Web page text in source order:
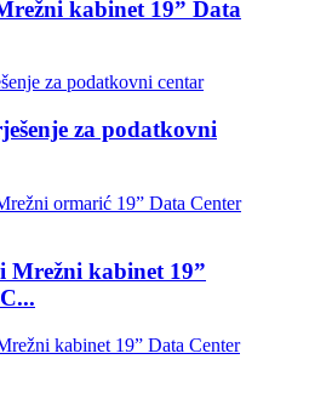
kabinet 19” Data
za podatkovni
Mrežni kabinet 19”